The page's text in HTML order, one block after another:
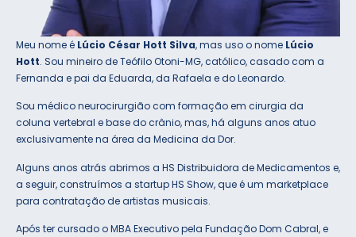
Meu nome é Lúcio César Hott Silva, mas uso o nome Lúcio
Hott. Sou mineiro de Teófilo Otoni-MG, católico, casado com a
Fernanda e pai da Eduarda, da Rafaela e do Leonardo.
Sou médico neurocirurgião com formação em cirurgia da
coluna vertebral e base do crânio, mas, há alguns anos atuo
exclusivamente na área da Medicina da Dor.
Alguns anos atrás abrimos a HS Distribuidora de Medicamentos e,
a seguir, construímos a startup HS Show, que é um marketplace
para contratação de artistas musicais.
Após ter cursado o MBA Executivo pela Fundação Dom Cabral, e